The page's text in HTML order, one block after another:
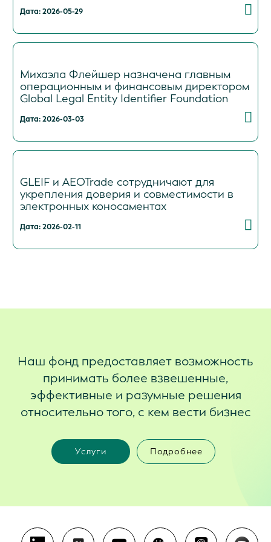
Дата: 2026-05-29
Михаэла Флейшер назначена главным
операционным и финансовым директором
Global Legal Entity Identifier Foundation
Дата: 2026-03-03
GLEIF и AEOTrade сотрудничают для
укрепления доверия и совместимости в
электронных коносаментах
Дата: 2026-02-11
Наш фонд предоставляет возможность
принимать более взвешенные,
эффективные и разумные решения
относительно того, с кем вести бизнес
Услуги Подробнее